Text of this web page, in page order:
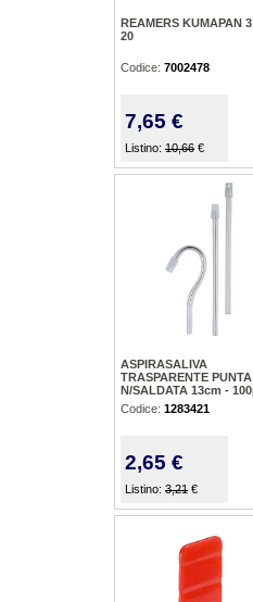
REAMERS KUMAPAN
20
Codice: 7002478
7,65 €
Listino: 10,66 €
ASPIRASALIVA
TRASPARENTE PUNTA
N/SALDATA 13cm -
Codice: 1283421
2,65 €
Listino: 3,21 €